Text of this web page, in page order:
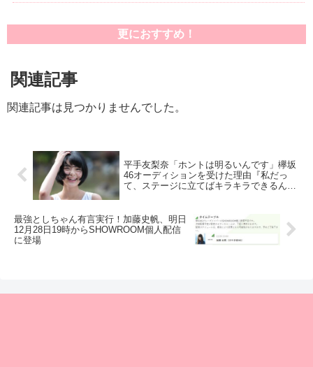
更におすすめ！
関連記事
関連記事は見つかりませんでした。
平手友梨奈「ホントは明るいんです」欅坂
46オーディションを受けた理由『私だっ
て、ステージに立てばキラキラできるん
最強としちゃん有言実行！加藤史帆、明日
12月28日19時からSHOWROOM個人配信
に登場